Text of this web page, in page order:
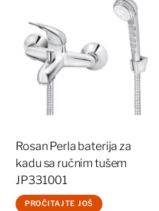
Rosan Perla baterija za
kadu sa ručnim tušem
JP331001
PROČITAJTE JOŠ